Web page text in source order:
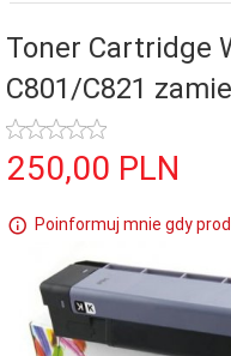
Toner Cartridge
C801/C821
250,00 PLN
Poinformuj mnie gdy